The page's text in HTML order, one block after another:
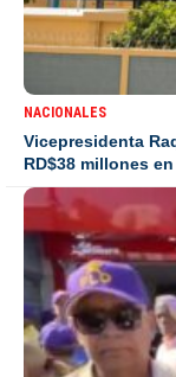
NACIONALES
Vicepresidenta
RD$38 millones